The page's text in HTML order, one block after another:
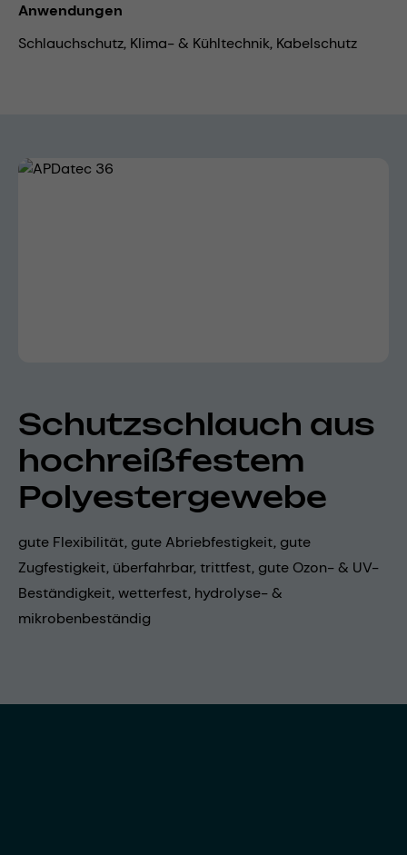
Anwendungen
Schlauchschutz, Klima- & Kühltechnik, Kabelschutz
Bildergalerie überspringen
Schutzschlauch aus
hochreißfestem
Polyestergewebe
gute Flexibilität, gute Abriebfestigkeit, gute
Zugfestigkeit, überfahrbar, trittfest, gute Ozon- & UV-
Beständigkeit, wetterfest, hydrolyse- &
mikrobenbeständig